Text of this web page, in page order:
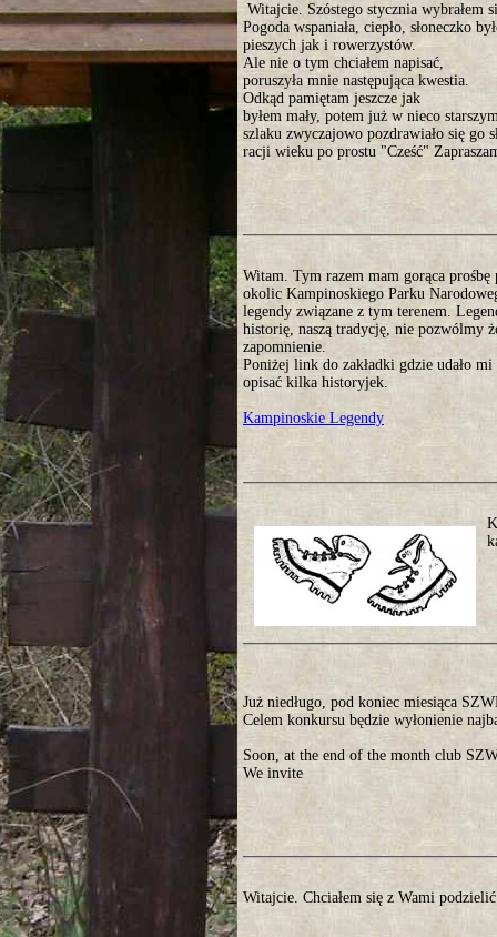
Witajcie. Szóstego stycznia wybrałem
Pogoda wspaniała, ciepło, słoneczko
pieszych jak i rowerzystów.
Ale nie o tym chciałem napisać,
poruszyła mnie następująca kwestia.
Odkąd pamiętam jeszcze jak
byłem mały, potem już w nieco
szlaku zwyczajowo pozdrawiało się go
racji wieku po prostu "Cześć"
Witam. Tym razem mam gorąca
okolic Kampinoskiego Parku
legendy związane z tym terenem.
historię, naszą tradycję, nie pozwólmy
zapomnienie.
Poniżej link do zakładki gdzie udało mi
opisać kilka historyjek.
Kampinoskie Legendy
Już niedługo, pod koniec miesiąca
Celem konkursu będzie wyłonienie
Soon, at the end of the month club
We invite
Witajcie. Chciałem się z Wami